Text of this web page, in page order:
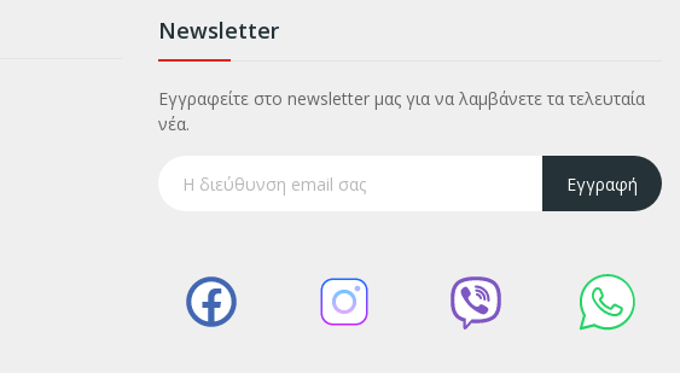
Newsletter
Εγγραφείτε στο newsletter μας για να λαμβάνετε τα τελευταία
νέα.
Εγγραφή